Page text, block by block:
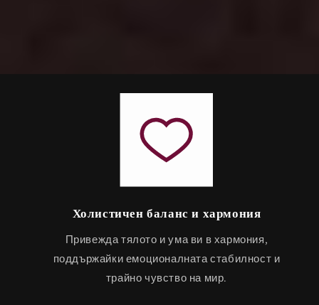
Холистичен баланс и хармония
Привежда тялото и ума ви в хармония,
поддържайки емоционалната стабилност и
трайно чувство на мир.